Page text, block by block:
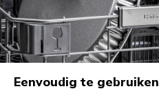
Eenvoudig te gebruiken